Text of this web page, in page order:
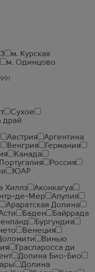
м. Курская
м. Одинцово
Сухое
драй
Австрия
Аргентина
Венгрия
Германия
Канада
Португалия
Россия
ЮАР
Хиллз
Аконкагуа
де-Мер
Апулия
Араратская Долина
Баден
Байррада
Бургундия
Венеция
Винью
Граспаросса ди
Долина Био-Био
Долина